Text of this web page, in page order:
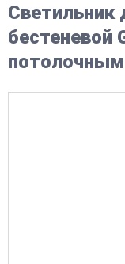
Светильник
бестеневой
потолочным